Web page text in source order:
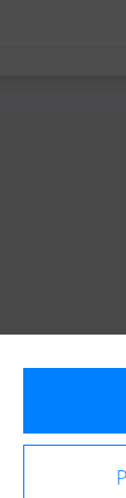
portālā saņemto